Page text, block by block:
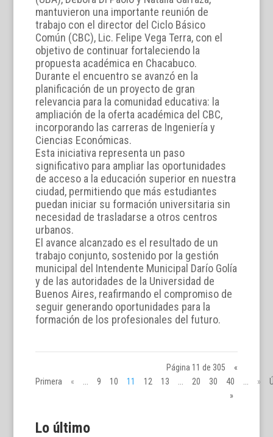
mantuvieron una importante reunión de
trabajo con el director del Ciclo Básico
Común (CBC), Lic. Felipe Vega Terra, con el
objetivo de continuar fortaleciendo la
propuesta académica en Chacabuco.
Durante el encuentro se avanzó en la
planificación de un proyecto de gran
relevancia para la comunidad educativa: la
ampliación de la oferta académica del CBC,
incorporando las carreras de Ingeniería y
Ciencias Económicas.
Esta iniciativa representa un paso
significativo para ampliar las oportunidades
de acceso a la educación superior en nuestra
ciudad, permitiendo que más estudiantes
puedan iniciar su formación universitaria sin
necesidad de trasladarse a otros centros
urbanos.
El avance alcanzado es el resultado de un
trabajo conjunto, sostenido por la gestión
municipal del Intendente Municipal Darío Golía
y de las autoridades de la Universidad de
Buenos Aires, reafirmando el compromiso de
seguir generando oportunidades para la
formación de los profesionales del futuro.
Página 11 de 305
«
Primera
« 9 10 11 12 13 20 30 40 »
»
Lo último